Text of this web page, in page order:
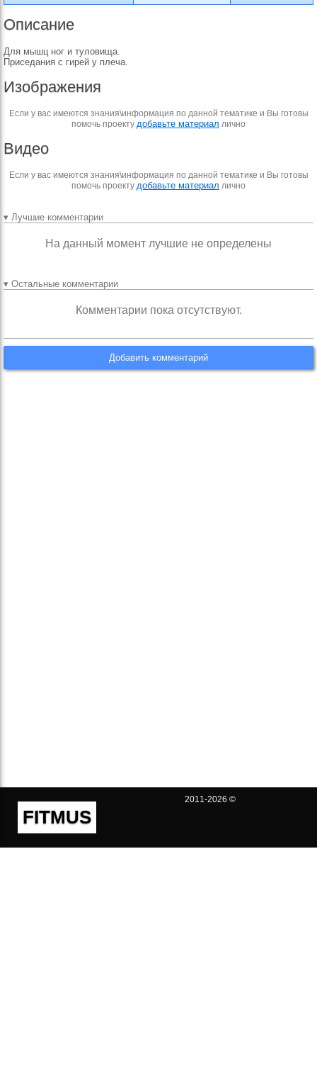
Описание
Для мышц ног и туловища.
Приседания с гирей у плеча.
Изображения
Если у вас имеются знания\информация по данной тематике и Вы готовы
помочь проекту добавьте материал лично
Видео
Если у вас имеются знания\информация по данной тематике и Вы готовы
помочь проекту добавьте материал лично
▾ Лучшие комментарии
На данный момент лучшие не определены
▾ Остальные комментарии
Комментарии пока отсутствуют.
Добавить комментарий
FITMUS
2011-2026 ©